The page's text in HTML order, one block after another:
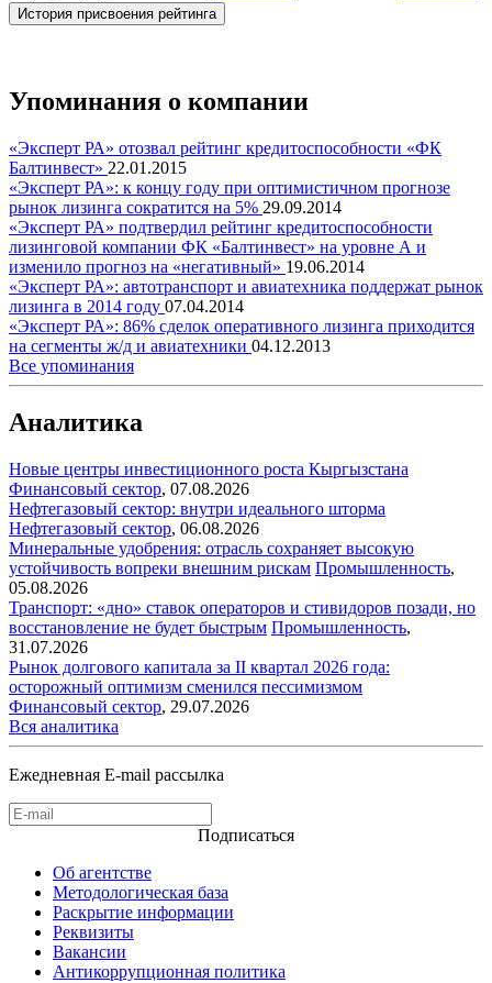
История присвоения рейтинга
Упоминания о компании
«Эксперт РА» отозвал рейтинг кредитоспособности «ФК
Балтинвест» 22.01.2015
«Эксперт РА»: к концу году при оптимистичном прогнозе
рынок лизинга сократится на 5% 29.09.2014
«Эксперт РА» подтвердил рейтинг кредитоспособности
лизинговой компании ФК «Балтинвест» на уровне А и
изменило прогноз на «негативный» 19.06.2014
«Эксперт РА»: автотранспорт и авиатехника поддержат рынок
лизинга в 2014 году 07.04.2014
«Эксперт РА»: 86% сделок оперативного лизинга приходится
на сегменты ж/д и авиатехники 04.12.2013
Все упоминания
Аналитика
Новые центры инвестиционного роста Кыргызстана
Финансовый сектор, 07.08.2026
Нефтегазовый сектор: внутри идеального шторма
Нефтегазовый сектор, 06.08.2026
Минеральные удобрения: отрасль сохраняет высокую
устойчивость вопреки внешним рискам Промышленность,
05.08.2026
Транспорт: «дно» ставок операторов и стивидоров позади, но
восстановление не будет быстрым Промышленность,
31.07.2026
Рынок долгового капитала за II квартал 2026 года:
осторожный оптимизм сменился пессимизмом
Финансовый сектор, 29.07.2026
Вся аналитика
Ежедневная E-mail рассылка
Подписаться
Об агентстве
Методологическая база
Раскрытие информации
Реквизиты
Вакансии
Антикоррупционная политика